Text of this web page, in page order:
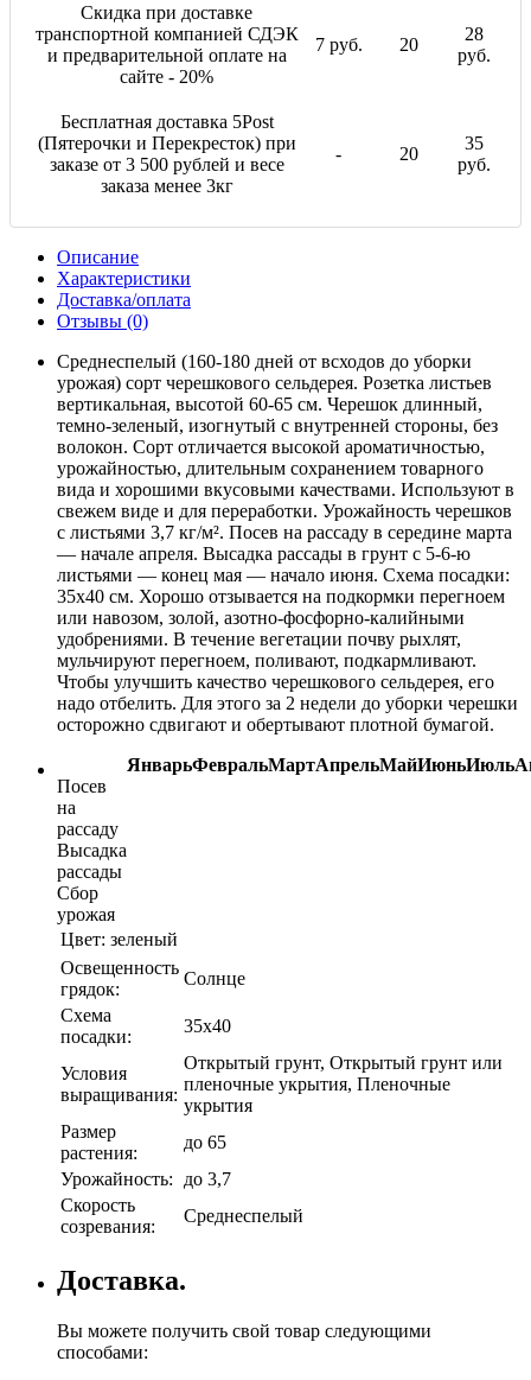
Скидка при доставке
транспортной компанией СДЭК
и предварительной оплате на
сайте - 20%
7 руб. 20
28
руб.
Бесплатная доставка 5Post
(Пятерочки и Перекресток) при
заказе от 3 500 рублей и весе
заказа менее 3кг
- 20
35
руб.
Описание
Характеристики
Доставка/оплата
Отзывы (0)
Среднеспелый (160-180 дней от всходов до уборки
урожая) сорт черешкового сельдерея. Розетка листьев
вертикальная, высотой 60-65 см. Черешок длинный,
темно-зеленый, изогнутый с внутренней стороны, без
волокон. Сорт отличается высокой ароматичностью,
урожайностью, длительным сохранением товарного
вида и хорошими вкусовыми качествами. Используют в
свежем виде и для переработки. Урожайность черешков
с листьями 3,7 кг/м². Посев на рассаду в середине марта
— начале апреля. Высадка рассады в грунт с 5-6-ю
листьями — конец мая — начало июня. Схема посадки:
35х40 см. Хорошо отзывается на подкормки перегноем
или навозом, золой, азотно-фосфорно-калийными
удобрениями. В течение вегетации почву рыхлят,
мульчируют перегноем, поливают, подкармливают.
Чтобы улучшить качество черешкового сельдерея, его
надо отбелить. Для этого за 2 недели до уборки черешки
осторожно сдвигают и обертывают плотной бумагой.
ЯнварьФевральМартАпрельМайИюньИюль
Посев
на
рассаду
Высадка
рассады
Сбор
урожая
Цвет: зеленый
Освещенность
грядок:
Солнце
Схема
посадки:
35х40
Условия
выращивания:
Открытый грунт, Открытый грунт или
пленочные укрытия, Пленочные
укрытия
Размер
растения:
до 65
Урожайность:
до 3,7
Скорость
созревания:
Среднеспелый
Доставка.
Вы можете получить свой товар следующими
способами: